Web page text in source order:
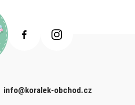
info@koralek-obchod.cz